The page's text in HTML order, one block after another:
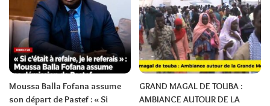
Moussa Balla Fofana assume
son départ de Pastef : « Si
GRAND MAGAL DE TOUBA :
AMBIANCE AUTOUR DE LA